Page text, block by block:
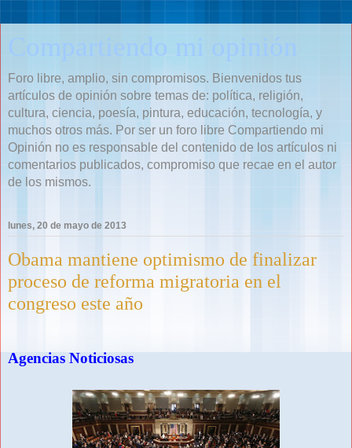
Compartiendo mi opinión
Foro libre, amplio, sin compromisos. Bienvenidos tus
artículos de opinión sobre temas de: política, religión,
cultura, ciencia, poesía, pintura, educación, tecnología, y
muchos otros más. Por ser un foro libre Compartiendo mi
Opinión no es responsable del contenido de los artículos ni
comentarios publicados, compromiso que recae en el autor
de los mismos.
lunes, 20 de mayo de 2013
Obama mantiene optimismo de finalizar
proceso de reforma migratoria en el
congreso este año
Agencias Noticiosas